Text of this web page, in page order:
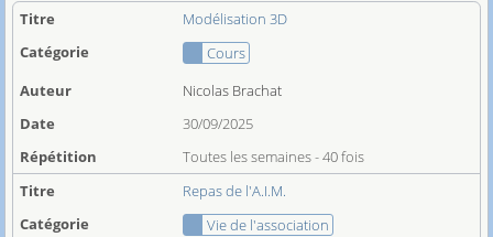
Modélisation 3D
Cours
Nicolas Brachat
30/09/2025
Toutes les semaines - 40 fois
Repas de l'A.I.M.
Vie de l'association